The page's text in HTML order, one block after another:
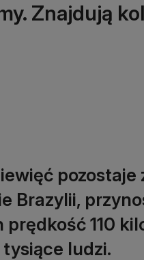
Znajdują
Brazylii,
110
tysiące ludzi.